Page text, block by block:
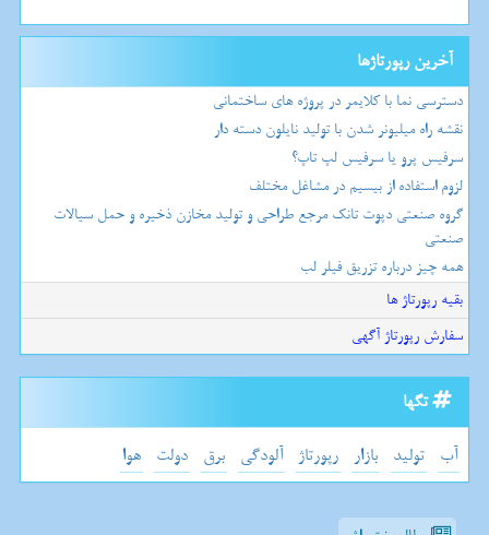
آخرین رپورتاژها
دسترسی نما با کلایمر در پروژه های ساختمانی
نقشه راه میلیونر شدن با تولید نایلون دسته دار
سرفیس پرو یا سرفیس لپ تاپ؟
لزوم استفاده از بیسیم در مشاغل مختلف
گروه صنعتی دپوت تانک مرجع طراحی و تولید مخازن ذخیره و حمل سیالات
صنعتی
همه چیز درباره تزریق فیلر لب
بقیه رپورتاژ ها
سفارش رپورتاژ آگهی
تگها
آب تولید بازار رپورتاژ آلودگی برق دولت هوا